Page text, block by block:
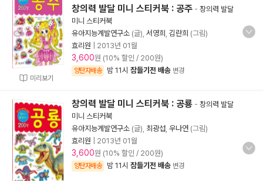
미리보기
창의력 발달 미니 스티커북 : 공주 - 창의력 발달
미니 스티커북
유아지능계발연구소 (글), 서영희 김란희 (그림)
효리원
2013년 01월
3,600원 (10% 할인 / 200원)
양탄자배송 밤 11시 잠들기전 배송 변경
창의력 발달 미니 스티커북 : 공룡 - 창의력 발달
미니 스티커북
유아지능계발연구소 (글), 최광섭 우나연 (그림)
효리원
2013년 01월
3,600원 (10% 할인 / 200원)
양탄자배송 밤 11시 잠들기전 배송 변경